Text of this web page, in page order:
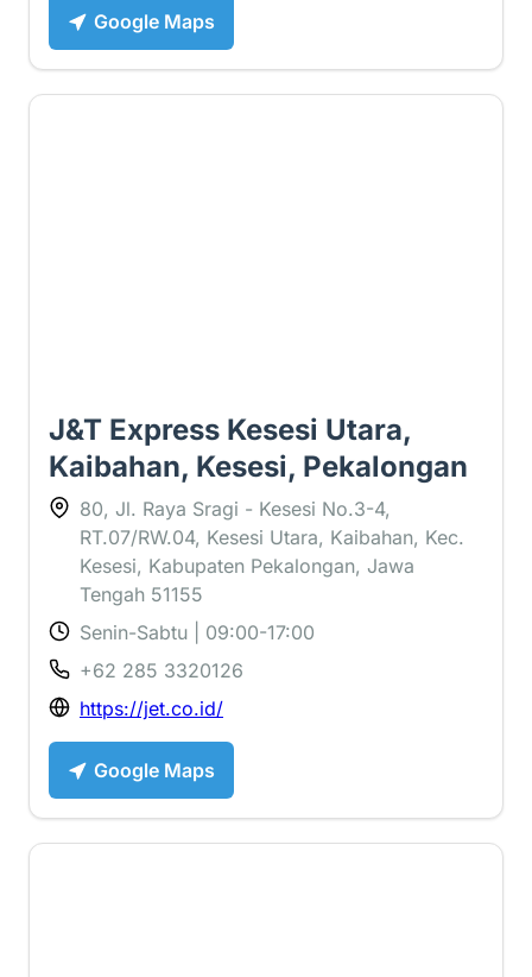
Google Maps
J&T Express Kesesi Utara,
Kaibahan, Kesesi, Pekalongan
80, Jl. Raya Sragi - Kesesi No.3-4,
RT.07/RW.04, Kesesi Utara, Kaibahan, Kec.
Kesesi, Kabupaten Pekalongan, Jawa
Tengah 51155
Senin-Sabtu | 09:00-17:00
+62 285 3320126
https://jet.co.id/
Google Maps